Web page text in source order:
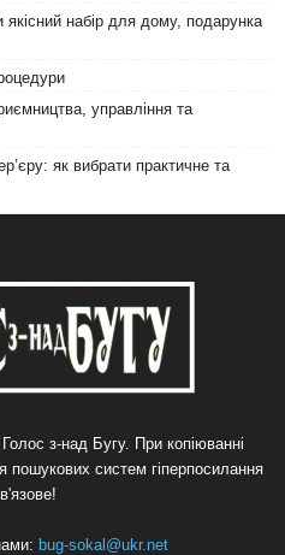
набір для дому, подарунка
управління та
як вибрати практичне та
з-над Бугу. При копіюванні
пошукових систем гіперпосилання
bug-sokal@ukr.net